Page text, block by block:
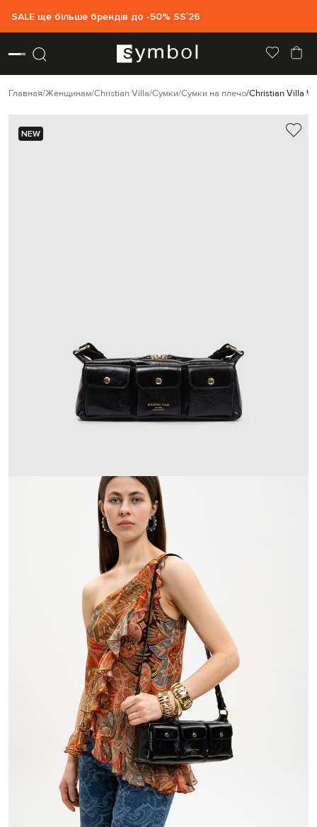
SALE ще більше брендів до -50% SS`26
Главная Женщинам Christian Villa Сумки Сумки на плечо Christian Villa
NEW